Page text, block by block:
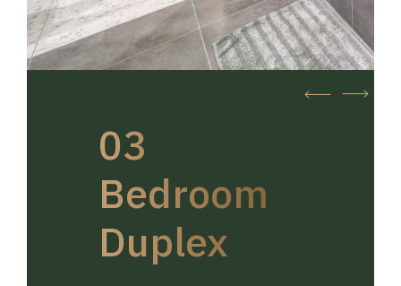
03
Bedroom
Duplex